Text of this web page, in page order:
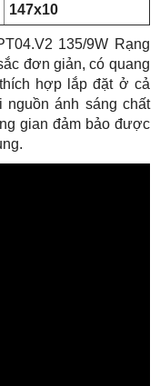
147x10
135/9W Rạng
đơn giản, có quang
hợp lắp đặt ở cả
nguồn ánh sáng chất
gian đảm bảo được